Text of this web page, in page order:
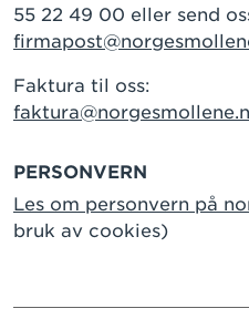
55 22 49 00 eller send
Faktura til oss:
PERSONVERN
Les om personvern på
bruk av cookies)